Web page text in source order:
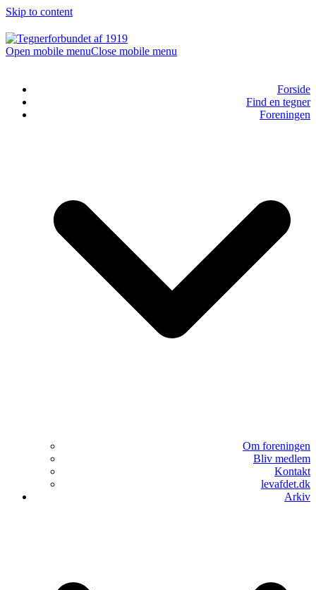
Skip to content
Open mobile menuClose mobile menu
Forside
Find en tegner
Foreningen
Om foreningen
Bliv medlem
Kontakt
levafdet.dk
Arkiv